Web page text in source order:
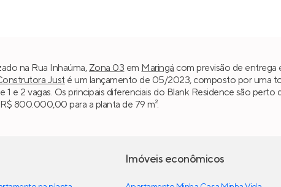
na Rua Inhaúma, Zona 03 em Maringá com previsão de entrega
Justé um lançamento de 05/2023, composto por uma
1 e 2 vagas. Os principais diferenciais do Blank Residence são
800.000,00 para a planta de 79 m².
Imóveis econômicos